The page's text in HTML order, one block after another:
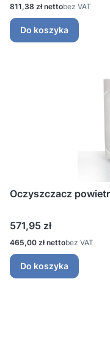
Cena
811,38 zł bez VAT
Do koszyka
Oczyszczacz
Cena
571,95 zł
Cena
465,00 zł bez VAT
Do koszyka